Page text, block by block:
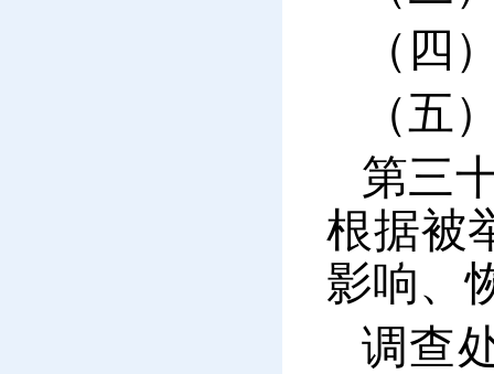
（四
（五
第三
根据被
影响、
调查